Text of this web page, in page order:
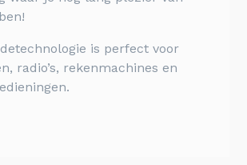
is perfect voor
radio’s, rekenmachines en